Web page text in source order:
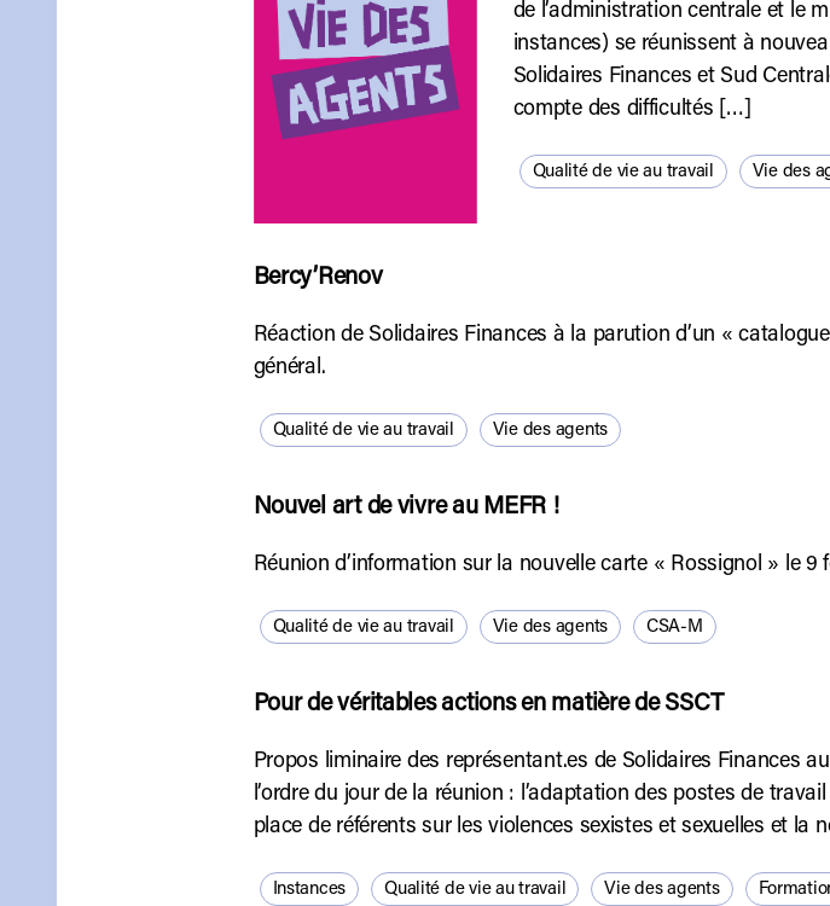
de l’administration centrale et le
instances) se réunissent à
Solidaires Finances et Sud
compte des difficultés […]
Qualité de vie au travail Vie des
Bercy’Renov
Réaction de Solidaires Finances à la parution d’un «
général.
Qualité de vie au travail Vie des agents
Nouvel art de vivre au MEFR !
Réunion d’information sur la nouvelle carte « Rossignol » le 9
Qualité de vie au travail Vie des agents CSA-M
Pour de véritables actions en matière de SSCT
Propos liminaire des représentant.es de Solidaires Finances
l’ordre du jour de la réunion : l’adaptation des postes de
place de référents sur les violences sexistes et sexuelles et la
Instances Qualité de vie au travail Vie des agents